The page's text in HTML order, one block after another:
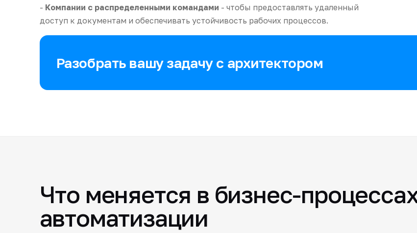
- Компании с распределенными командами - чтобы предоставлять удаленный
доступ к документам и обеспечивать устойчивость рабочих процессов.
Разобрать вашу задачу с архитектором
Что меняется в бизнес-
автоматизации